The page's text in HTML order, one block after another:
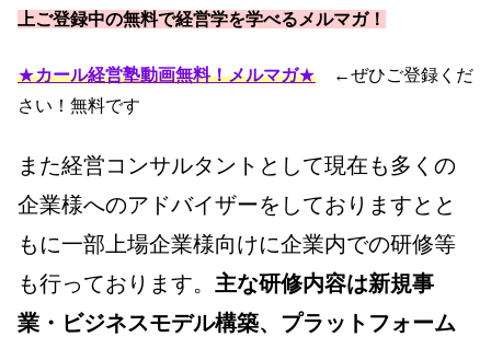
上ご登録中の無料で経営学を学べるメルマガ！
★カール経営塾動画無料！メルマガ★ ←ぜひご登録くだ
さい！無料です
また経営コンサルタントとして現在も多くの
企業様へのアドバイザーをしておりますとと
もに一部上場企業様向けに企業内での研修等
も行っております。 主な研修内容は新規事
業・ビジネスモデル構築、プラットフォーム